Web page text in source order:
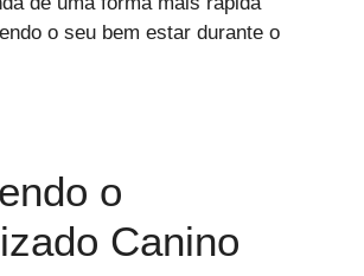
o seu bem estar durante o
o
Canino